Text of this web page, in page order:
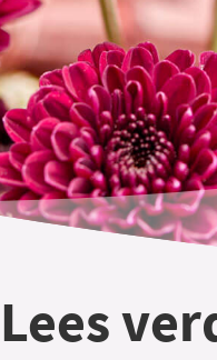
Lees